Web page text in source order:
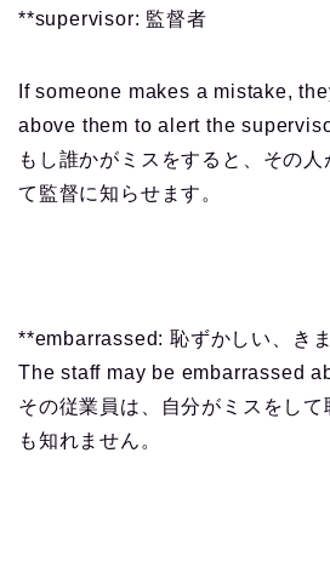
**supervisor: 監督者
If someone makes a mistake,
above them to alert the
もし誰かがミスをすると、その
て監督に知らせます。
**embarrassed: 恥ずかしい、き
The staff may be embarrassed
その従業員は、自分がミスをし
も知れません。